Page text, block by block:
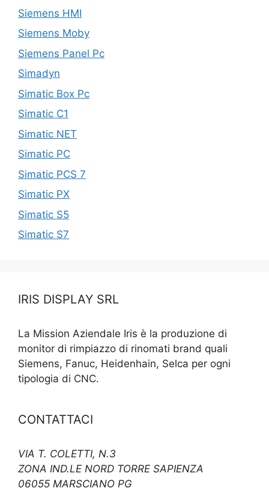
Siemens HMI
Siemens Moby
Siemens Panel Pc
Simadyn
Simatic Box Pc
Simatic C1
Simatic NET
Simatic PC
Simatic PCS 7
Simatic PX
Simatic S5
Simatic S7
IRIS DISPLAY SRL
La Mission Aziendale Iris è la produzione di
monitor di rimpiazzo di rinomati brand quali
Siemens, Fanuc, Heidenhain, Selca per ogni
tipologia di CNC.
CONTATTACI
VIA T. COLETTI, N.3
ZONA IND.LE NORD TORRE SAPIENZA
06055 MARSCIANO PG